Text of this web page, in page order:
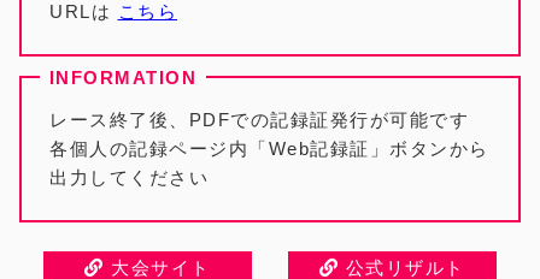
URLは こちら
レース終了後、PDFでの記録証発行が可能です
各個人の記録ページ内「Web記録証」ボタンから
出力してください
大会サイト 公式リザルト